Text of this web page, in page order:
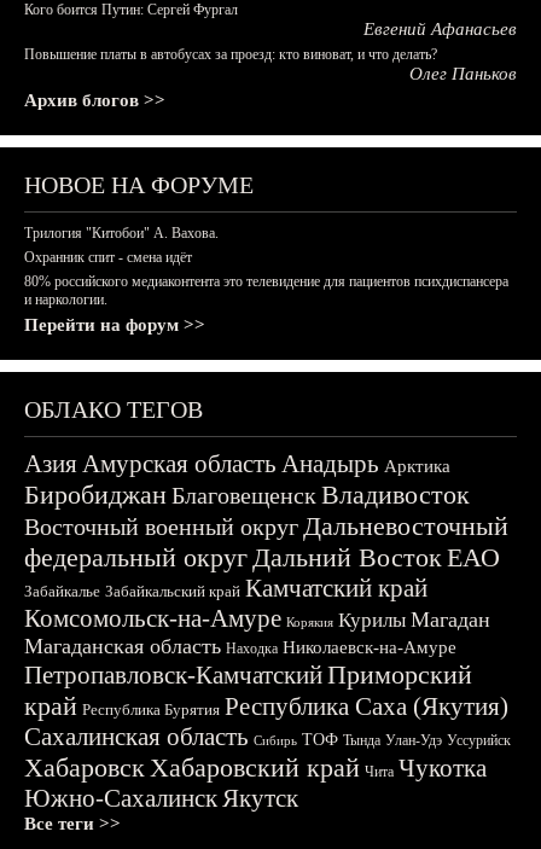
Кого боится Путин: Сергей Фургал
Евгений Афанасьев
Повышение платы в автобусах за проезд: кто виноват, и что делать?
Олег Паньков
Архив блогов >>
НОВОЕ НА ФОРУМЕ
Трилогия "Китобои" А. Вахова.
Охранник спит - смена идёт
80% российского медиаконтента это телевидение для пациентов психдиспансера
и наркологии.
Перейти на форум >>
ОБЛАКО ТЕГОВ
АзияАмурская область Анадырь Арктика
БиробиджанБлаговещенскВладивосток
Восточный военный округДальневосточный
федеральный округДальний ВостокЕАО
Забайкалье Забайкальский край Камчатский край
Комсомольск-на-Амуре Корякия Курилы Магадан
Магаданская область Находка Николаевск-на-Амуре
Петропавловск-КамчатскийПриморский
край Республика Бурятия Республика Саха (Якутия)
Сахалинская область Сибирь ТОФ Тында Улан-Удэ Уссурийск
ХабаровскХабаровский край Чита Чукотка
Южно-СахалинскЯкутск
Все теги >>